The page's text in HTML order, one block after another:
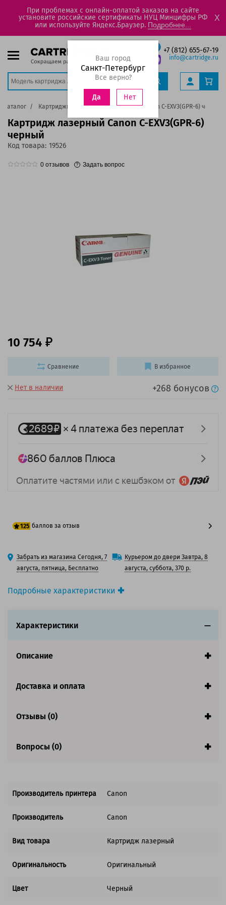
При проблемах с онлайн-оплатой заказов на сайте
установите российские сертификаты НУЦ Минцифры РФ
или используйте Яндекс.Браузер. Подробнее...
X
+7 (812) 655-67-19
info@cartridge.ru
Ваш город
Санкт-Петербург
Все верно?
Да Нет
Каталог Картриджи Картридж лазерный Canon C-EXV3(GPR-6) черный
Картридж лазерный Canon C-EXV3(GPR-6)
черный
Код товара: 19526
0 отзывов Задать вопрос
Подробные характеристики
Вид товара:Картридж лазерный
Ресурс:8 500 страниц формата А4 при 5%
Совместим с аппаратами
Нет в наличии +268 бонусов
10 754
125 баллов за отзыв
100 баллов
125 баллов
Забрать из магазина Сегодня, 7
августа, пятница, Бесплатно
Курьером до двери Завтра, 8
августа, суббота, 370 р.
Сравнение В избранное
Характеристики
Описание
Доставка и оплата
Отзывы (0)
Вопросы (0)
Производитель принтера Canon
Производитель Canon
Вид товара Картридж лазерный
Оригинальность Оригинальный
Цвет Черный